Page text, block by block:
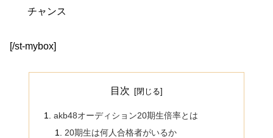
チャンス
[/st-mybox]
目次
akb48オーディション20期生倍率とは
20期生は何人合格者がいるか